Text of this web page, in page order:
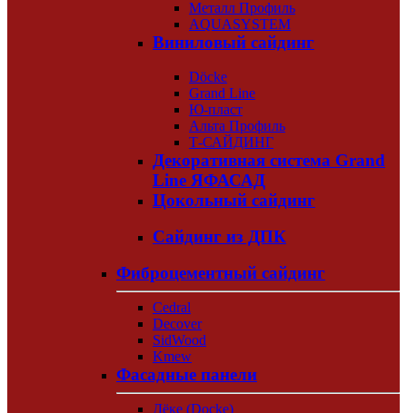
Металл Профиль
AQUASYSTEM
Виниловый сайдинг
Döcke
Grand Line
Ю-пласт
Альта Профиль
Т-САЙДИНГ
Декоративная система Grand
Line ЯФАСАД
Цокольный сайдинг
Сайдинг из ДПК
Фиброцементный сайдинг
Cedral
Decover
SidWood
Kmew
Фасадные панели
Дёке (Docke)